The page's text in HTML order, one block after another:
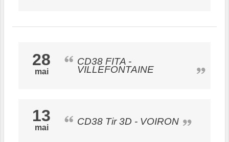
28
mai
CD38 FITA -
VILLEFONTAINE
13
mai
CD38 Tir 3D - VOIRON